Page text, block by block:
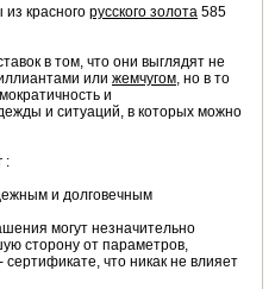
красного русского золота 585
в том, что они выглядят не
или жемчугом, но в то
и
и ситуаций, в которых можно
:
и долговечным
могут незначительно
сторону от параметров,
сертификате, что никак не влияет